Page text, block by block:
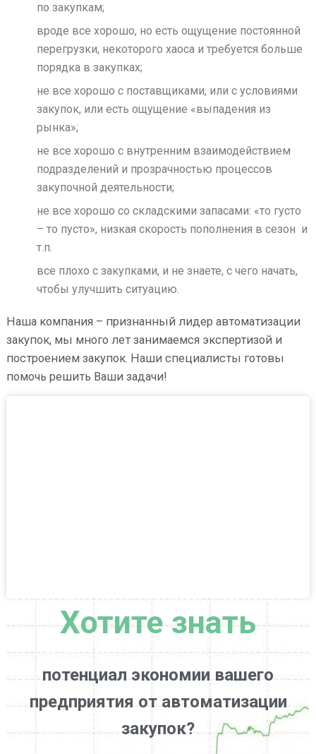
по закупкам;
вроде все хорошо, но есть ощущение постоянной
перегрузки, некоторого хаоса и требуется больше
порядка в закупках;
не все хорошо с поставщиками, или с условиями
закупок, или есть ощущение «выпадения из
рынка»;
не все хорошо с внутренним взаимодействием
подразделений и прозрачностью процессов
закупочной деятельности;
не все хорошо со складскими запасами: «то густо
– то пусто», низкая скорость пополнения в сезон и
т.п.
все плохо с закупками, и не знаете, с чего начать,
чтобы улучшить ситуацию.
Наша компания – признанный лидер автоматизации
закупок, мы много лет занимаемся экспертизой и
построением закупок. Наши специалисты готовы
помочь решить Ваши задачи!
Хотите знать
потенциал экономии вашего
предприятия от автоматизации
закупок?